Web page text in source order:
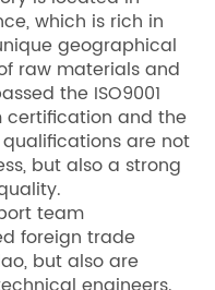
which is rich in
geographical
raw materials and
the ISO9001
and the
qualifications are not
but also a strong
team
foreign trade
but also are